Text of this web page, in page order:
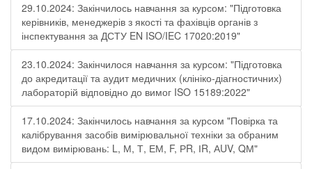
29.10.2024: Закінчилось навчання за курсом: "Підготовка
керівників, менеджерів з якості та фахівців органів з
інспектування за ДСТУ EN ISO/IEC 17020:2019"
23.10.2024: Закінчилося навчання за курсом: "Підготовка
до акредитації та аудит медичних (клініко-діагностичних)
лабораторій відповідно до вимог ISO 15189:2022"
17.10.2024: Закінчилось навчання за курсом "Повірка та
калібрування засобів вимірювальної техніки за обраним
видом вимірювань: L, М, Т, ЕМ, F, РR, ІR, АUV, QМ"